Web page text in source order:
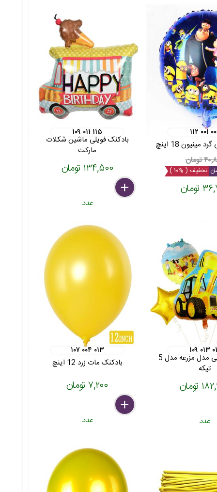
۰۰۱ ۰۰۱
مینیون 18 اینچ
تومان
تخفیف ( %۱۰ )
عدد
۱۰۹ ۰۱۱ ۱۱۵
بادکنک فویلی ماشین شکلات
مارکت
۱۳۴,۵۰۰ تومان
delete
remove
add
عدد
۰۱۳ ۰۱۱
بادکنک فویلی مدل مزرعه مدل 5
تیکه
تومان
عدد
۱۰۷ ۰۰۴ ۰۱۳
بادکنک مات زرد 12 اینچ
۷,۲۰۰ تومان
delete
remove
add
عدد